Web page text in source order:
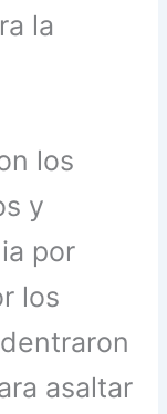
la
los
y
por
los
asaltar